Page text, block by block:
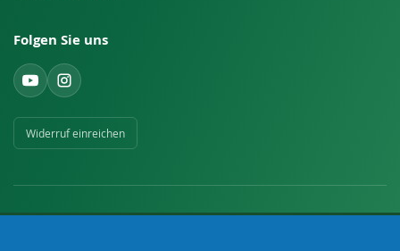
Folgen Sie uns
Widerruf einreichen